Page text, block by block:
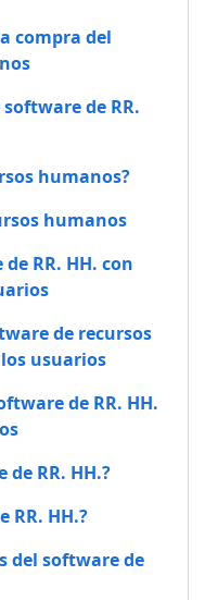
compra del
de RR.
humanos?
humanos
RR. HH. con
de recursos
usuarios
de RR. HH.
RR. HH.?
RR. HH.?
del software de